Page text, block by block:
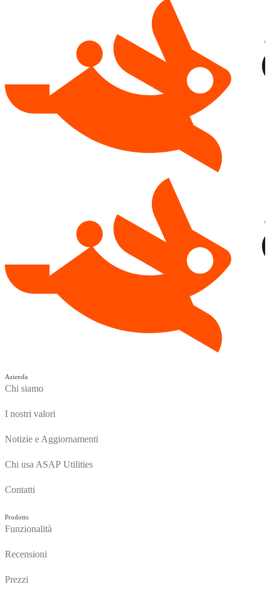
Azienda
Chi siamo
I nostri valori
Notizie e Aggiornamenti
Chi usa ASAP Utilities
Contatti
Prodotto
Funzionalità
Recensioni
Prezzi